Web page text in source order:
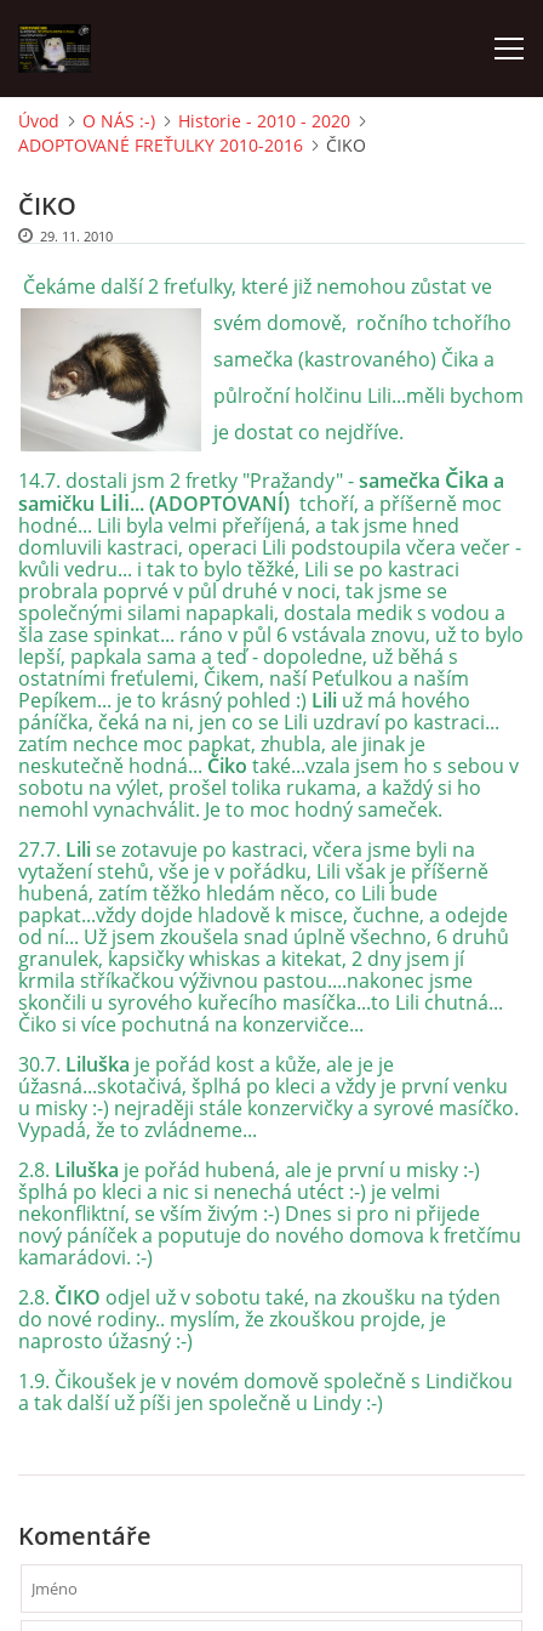
AKTUALITY
FRETKY V ÚTULKU
K ADOPCI
V PÉČI
V NOVÝCH DOMOVECH
DFD - DOMOV FRETČÍCH DŮCHODCŮ
PODMÍNKY PŘEVZETÍ FRETKY.
O FRETCE
O FRETCE
PÉČE O FRETKU
CHCI SI POŘÍDIT FRETKU
VÝCHOVA FRETKY
NEMOCI FRETEK
JAK FRETKA BYDLÍ
CESTOVÁNÍ S FRETKOU
JEDNA ČÍ VÍCE FRETEK?
STRAVA
PODPORA
Úvod O NÁS :-)
Historie - 2010 - 2020
ADOPTOVANÉ FREŤULKY 2010-2016
ČIKO
ČIKO
29. 11. 2010
Čekáme další 2 freťulky, které již nemohou zůstat ve
svém domově, ročního tchořího
samečka (kastrovaného) Čika a
půlroční holčinu Lili...měli bychom
je dostat co nejdříve.
14.7. dostali jsm 2 fretky "Pražandy" -samečka Čika a
samičku Lili... (ADOPTOVANÍ) tchoří, a příšerně moc
hodné... Lili byla velmi přeříjená, a tak jsme hned
domluvili kastraci, operaci Lili podstoupila včera večer -
kvůli vedru... i tak to bylo těžké, Lili se po kastraci
probrala poprvé v půl druhé v noci, tak jsme se
společnými silami napapkali, dostala medik s vodou a
šla zase spinkat... ráno v půl 6 vstávala znovu, už to bylo
lepší, papkala sama a teď - dopoledne, už běhá s
ostatními freťulemi, Čikem, naší Peťulkou a naším
Pepíkem... je to krásný pohled :) Lili už má hového
páníčka, čeká na ni, jen co se Lili uzdraví po kastraci...
zatím nechce moc papkat, zhubla, ale jinak je
neskutečně hodná... Čiko také...vzala jsem ho s sebou v
sobotu na výlet, prošel tolika rukama, a každý si ho
nemohl vynachválit. Je to moc hodný sameček.
27.7. Lilise zotavuje po kastraci, včera jsme byli na
vytažení stehů, vše je v pořádku, Lili však je příšerně
hubená, zatím těžko hledám něco, co Lili bude
papkat...vždy dojde hladově k misce, čuchne, a odejde
od ní... Už jsem zkoušela snad úplně všechno, 6 druhů
granulek, kapsičky whiskas a kitekat, 2 dny jsem jí
krmila stříkačkou výživnou pastou....nakonec jsme
skončili u syrového kuřecího masíčka...to Lili chutná...
Čiko si více pochutná na konzervičce...
30.7. Liluška je pořád kost a kůže, ale je je
úžasná...skotačivá, šplhá po kleci a vždy je první venku
u misky :-) nejraději stále konzervičky a syrové masíčko.
Vypadá, že to zvládneme...
2.8. Liluška je pořád hubená, ale je první u misky :-)
šplhá po kleci a nic si nenechá utéct :-) je velmi
nekonfliktní, se vším živým :-) Dnes si pro ni přijede
nový páníček a poputuje do nového domova k fretčímu
kamarádovi. :-)
2.8. ČIKO odjel už v sobotu také, na zkoušku na týden
do nové rodiny.. myslím, že zkouškou projde, je
naprosto úžasný :-)
1.9. Čikoušek je v novém domově společně s Lindičkou
a tak další už píši jen společně u Lindy :-)
Komentáře